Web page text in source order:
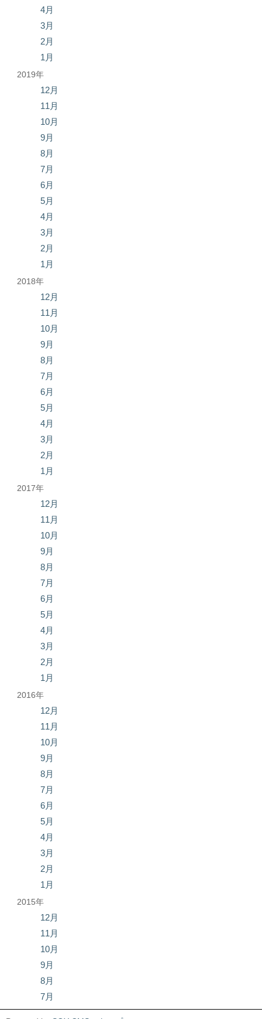
4月
3月
2月
1月
2019年
12月
11月
10月
9月
8月
7月
6月
5月
4月
3月
2月
1月
2018年
12月
11月
10月
9月
8月
7月
6月
5月
4月
3月
2月
1月
2017年
12月
11月
10月
9月
8月
7月
6月
5月
4月
3月
2月
1月
2016年
12月
11月
10月
9月
8月
7月
6月
5月
4月
3月
2月
1月
2015年
12月
11月
10月
9月
8月
7月